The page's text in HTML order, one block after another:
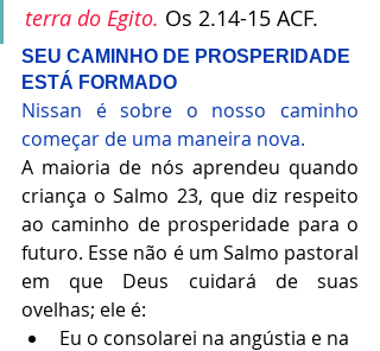
terra do Egito. Os 2.14-15 ACF.
SEU CAMINHO DE PROSPERIDADE
ESTÁ FORMADO
Nissan é sobre o nosso caminho
começar de uma maneira nova.
A maioria de nós aprendeu quando
criança o Salmo 23, que diz respeito
ao caminho de prosperidade para o
futuro. Esse não é um Salmo pastoral
em que Deus cuidará de suas
ovelhas; ele é:
Eu o consolarei na angústia e na